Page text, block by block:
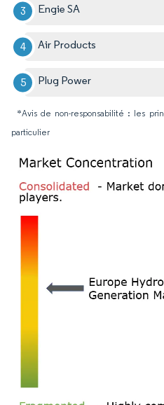
Engie SA
Air Products
Plug Power
*Avis de non-responsabilité : les
particulier